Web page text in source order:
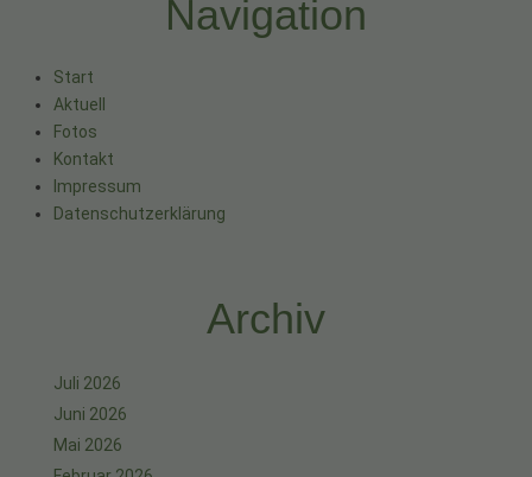
Navigation
Start
Aktuell
Fotos
Kontakt
Impressum
Datenschutzerklärung
Archiv
Juli 2026
Juni 2026
Mai 2026